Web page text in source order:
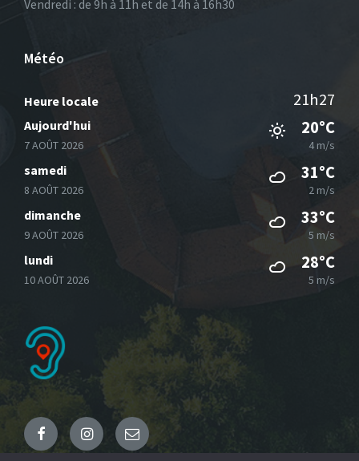
Vendredi : de 9h à 11h et de 14h à 16h30
Météo
Heure locale 21h27
Aujourd'hui
7 AOÛT 2026
20°C
4 m/s
samedi
8 AOÛT 2026
31°C
2 m/s
dimanche
9 AOÛT 2026
33°C
5 m/s
lundi
10 AOÛT 2026
28°C
5 m/s
FacebookInstagramEmail